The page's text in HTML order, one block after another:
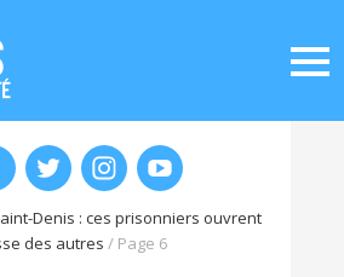
Denis : ces prisonniers ouvrent
des autres / Page 6